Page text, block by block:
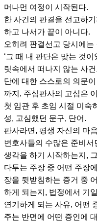
머나먼 여정이 시작된다.
한 사건의 판결을 선고하
하고 나서가 끝이 아니다.
오히려 판결선고 당시에
‘그 때 내 판단은 맞는 것
릿속에서 떠나지 않는 사
단에 대한 스스로의 의문
까지, 주심판사의 고심은
첫 임관 후 초임 시절 미숙
성, 고심했던 문구, 단어.
판사라면, 평생 자신의 마
변호사들의 수많은 준비서
생각을 하기 시작하는지,
다투는 주장 중 어떤 주장
장을 뒷받침하는 증거 중
하게 되는지, 법정에서 기
연기하게 되는 사유, 어떤
주는 반면에 어떤 증인에